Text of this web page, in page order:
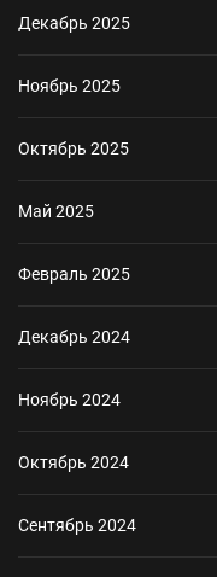
Декабрь 2025
Ноябрь 2025
Октябрь 2025
Май 2025
Февраль 2025
Декабрь 2024
Ноябрь 2024
Октябрь 2024
Сентябрь 2024